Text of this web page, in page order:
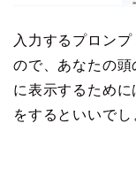
入力するプロン
ので、あなたの
に表示するため
をするといいでし